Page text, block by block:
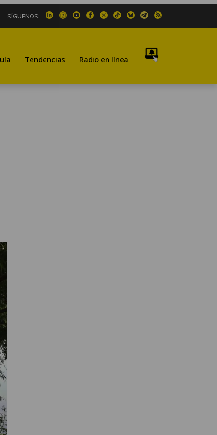
SÍGUENOS:
Tendencias Radio en línea